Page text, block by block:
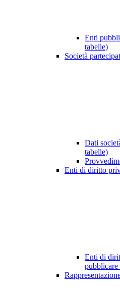
Enti
tabelle)
Società
Dati
tabelle)
Enti di diritto
Enti di